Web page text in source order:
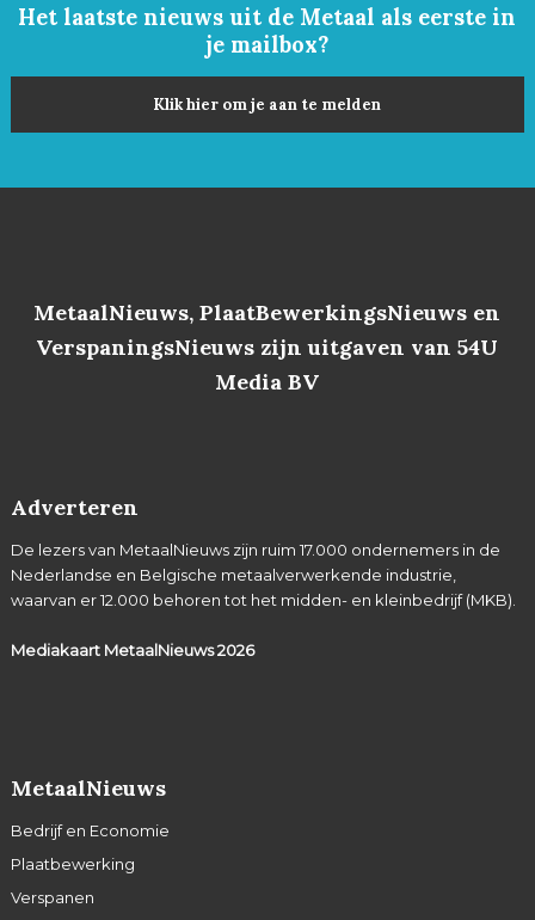
Het laatste nieuws uit de Metaal als eerste in
je mailbox?
Klik hier om je aan te melden
MetaalNieuws, PlaatBewerkingsNieuws en
VerspaningsNieuws zijn uitgaven van 54U
Media BV
Adverteren
De lezers van MetaalNieuws zijn ruim 17.000 ondernemers in de
Nederlandse en Belgische metaalverwerkende industrie,
waarvan er 12.000 behoren tot het midden- en kleinbedrijf (MKB).
Mediakaart MetaalNieuws2026
MetaalNieuws
Bedrijf en Economie
Plaatbewerking
Verspanen